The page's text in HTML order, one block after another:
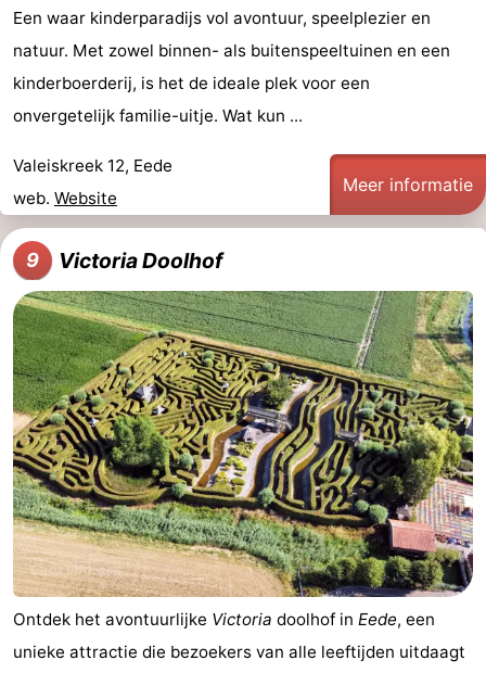
Een waar kinderparadijs vol avontuur, speelplezier en
natuur. Met zowel binnen- als buitenspeeltuinen en een
kinderboerderij, is het de ideale plek voor een
onvergetelijk familie-uitje. Wat kun ...
Valeiskreek 12, Eede
web. Website
Meer informatie
9 Victoria Doolhof
Ontdek het avontuurlijke Victoria doolhof in Eede, een
unieke attractie die bezoekers van alle leeftijden uitdaagt